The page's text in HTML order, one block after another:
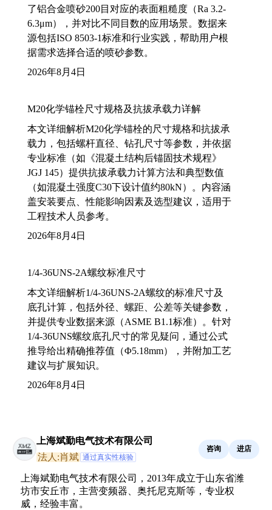
了铝合金喷砂200目对应的表面粗糙度（Ra 3.2-
6.3μm），并对比不同目数的应用场景。数据来
源包括ISO 8503-1标准和行业实践，帮助用户根
据需求选择合适的喷砂参数。
2026年8月4日
M20化学锚栓尺寸规格及抗拔承载力详解
本文详细解析M20化学锚栓的尺寸规格和抗拔承
载力，包括螺杆直径、钻孔尺寸等参数，并依据
专业标准（如《混凝土结构后锚固技术规程》
JGJ 145）提供抗拔承载力计算方法和典型数值
（如混凝土强度C30下设计值约80kN）。内容涵
盖安装要点、性能影响因素及选型建议，适用于
工程技术人员参考。
2026年8月4日
1/4-36UNS-2A螺纹标准尺寸
本文详细解析1/4-36UNS-2A螺纹的标准尺寸及
底孔计算，包括外径、螺距、公差等关键参数，
并提供专业数据来源（ASME B1.1标准）。针对
1/4-36UNS螺纹底孔尺寸的常见疑问，通过公式
推导给出精确推荐值（Φ5.18mm），并附加工艺
建议与扩展知识。
2026年8月4日
上海斌勤电气技术有限公司
法人:肖斌 通过真实性核验
咨询 进店
上海斌勤电气技术有限公司，2013年成立于山东省潍
坊市安丘市，主营变频器、奥托尼克斯等，专业权
威，经验丰富。